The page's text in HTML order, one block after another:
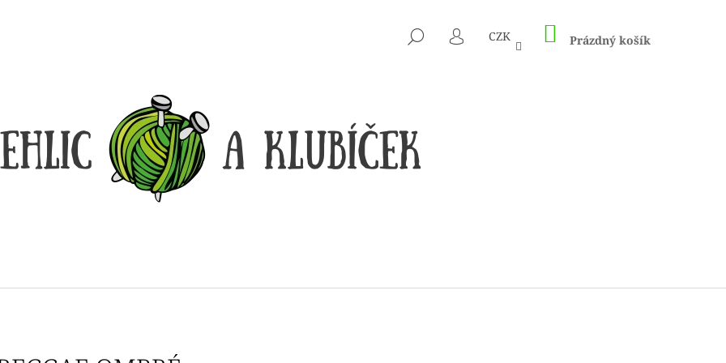
HLEDAT
PŘIHLÁŠENÍ
CZK NÁKUPNÍ
KOŠÍK
Prázdný košík
CO POTŘEBUJETE NAJÍT?
HLEDAT
PRO ČERNÉ – STŘÍBRNÉ KONCOVKY